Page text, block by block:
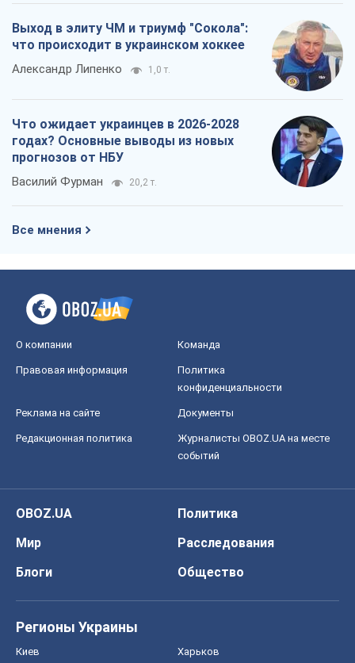
Выход в элиту ЧМ и триумф "Сокола":
что происходит в украинском хоккее
Александр Липенко 1,0 т.
Что ожидает украинцев в 2026-2028
годах? Основные выводы из новых
прогнозов от НБУ
Василий Фурман 20,2 т.
Все мнения
О компании Команда
Правовая информация
Политика
конфиденциальности
Реклама на сайте Документы
Редакционная политика
Журналисты OBOZ.UA на месте
событий
OBOZ.UA
Политика
Мир
Расследования
Блоги
Общество
Регионы Украины
Киев Харьков